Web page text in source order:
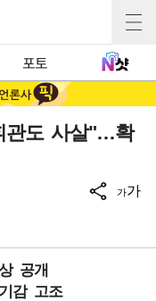
포토
관도 사살"…확
가가
공개
감 고조